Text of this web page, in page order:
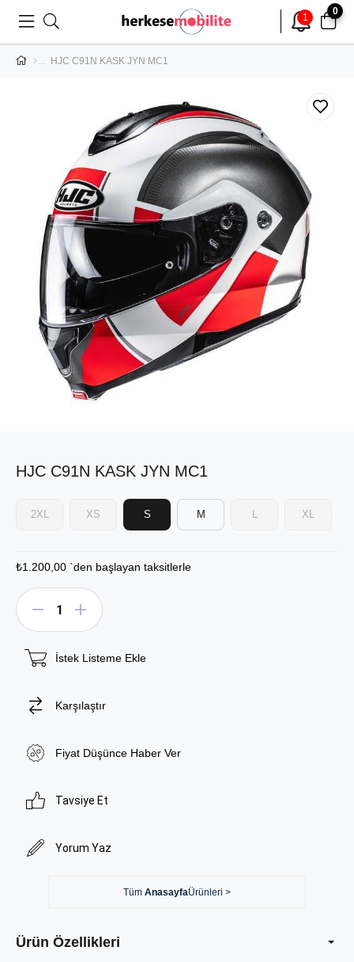
0
1
HJC C91N KASK JYN MC1
HJC C91N KASK JYN MC1
2XL XS S M L XL
₺1.200,00 `den başlayan taksitlerle
İstek Listeme Ekle
Karşılaştır
Fiyat Düşünce Haber Ver
Tavsiye Et
Yorum Yaz
Tüm AnasayfaÜrünleri >
Ürün Özellikleri